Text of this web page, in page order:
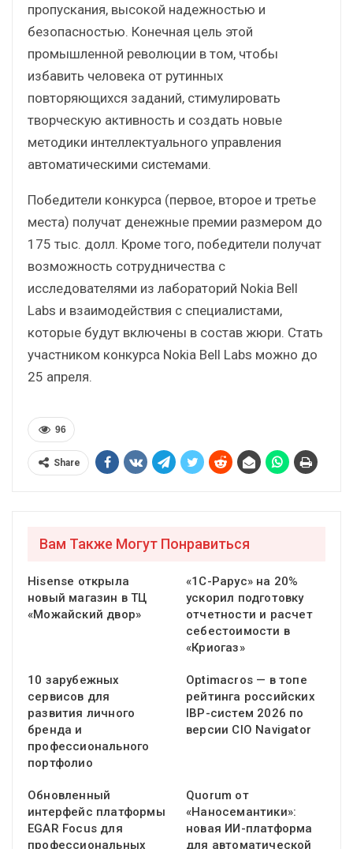
пропускания, высокой надежностью и
безопасностью. Конечная цель этой
промышленной революции в том, чтобы
избавить человека от рутинных
повторяющихся заданий, стимулировать
творческую активность и создать новые
методики интеллектуального управления
автоматическими системами.
Победители конкурса (первое, второе и третье
места) получат денежные премии размером до
175 тыс. долл. Кроме того, победители получат
возможность сотрудничества с
исследователями из лабораторий Nokia Bell
Labs и взаимодействия с специалистами,
которые будут включены в состав жюри. Стать
участником конкурса Nokia Bell Labs можно до
25 апреля.
96
Share
Вам Также Могут Понравиться
Hisense открыла
новый магазин в ТЦ
«Можайский двор»
«1С-Рарус» на 20%
ускорил подготовку
отчетности и расчет
себестоимости в
«Криогаз»
10 зарубежных
сервисов для
развития личного
бренда и
профессионального
портфолио
Optimacros — в топе
рейтинга российских
IBP-систем 2026 по
версии CIO Navigator
Обновленный
интерфейс платформы
EGAR Focus для
профессиональных
Quorum от
«Наносемантики»:
новая ИИ-платформа
для автоматической